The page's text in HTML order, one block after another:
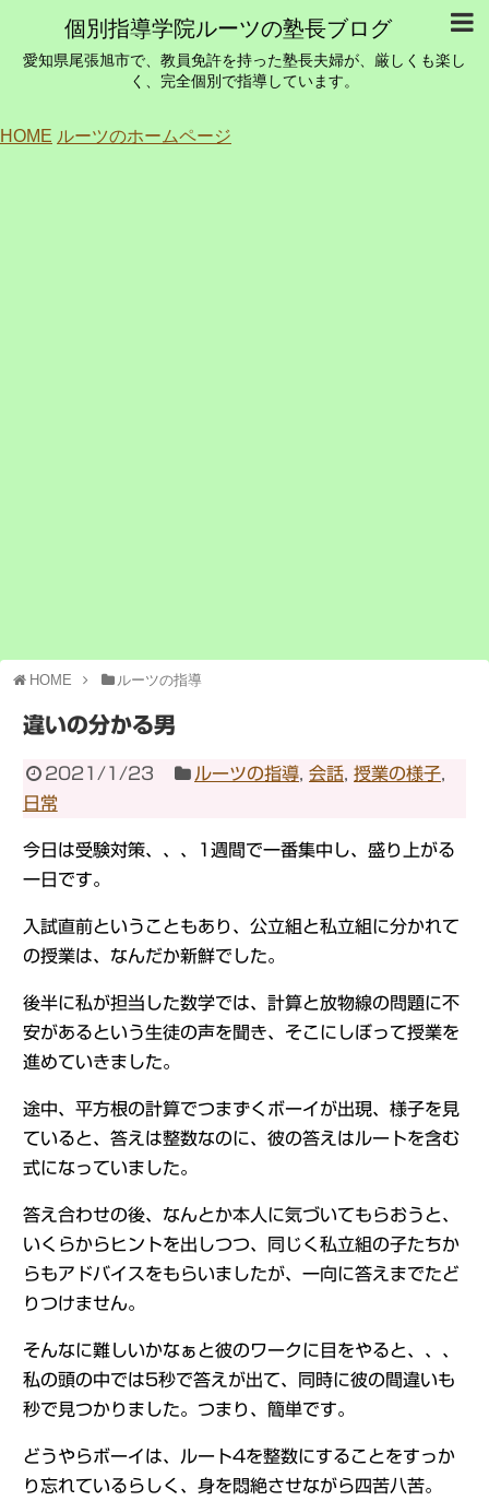
個別指導学院ルーツの塾長ブログ
愛知県尾張旭市で、教員免許を持った塾長夫婦が、厳しくも楽し
く、完全個別で指導しています。
HOME ルーツのホームページ
HOME ルーツの指導
違いの分かる男
2021/1/23 ルーツの指導 ,会話 ,授業の様子
日常
今日は受験対策、、、1週間で一番集中し、盛り上がる
一日です。
入試直前ということもあり、公立組と私立組に分かれて
の授業は、なんだか新鮮でした。
後半に私が担当した数学では、計算と放物線の問題に不
安があるという生徒の声を聞き、そこにしぼって授業を
進めていきました。
途中、平方根の計算でつまずくボーイが出現、様子を見
ていると、答えは整数なのに、彼の答えはルートを含む
式になっていました。
答え合わせの後、なんとか本人に気づいてもらおうと、
いくらからヒントを出しつつ、同じく私立組の子たちか
らもアドバイスをもらいましたが、一向に答えまでたど
りつけません。
そんなに難しいかなぁと彼のワークに目をやると、、、
私の頭の中では5秒で答えが出て、同時に彼の間違いも
秒で見つかりました。つまり、簡単です。
どうやらボーイは、ルート4を整数にすることをすっか
り忘れているらしく、身を悶絶させながら四苦八苦。